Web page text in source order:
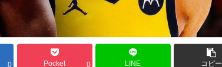
0 Pocket 0 LINE コピー